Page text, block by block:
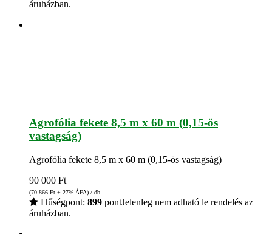
áruházban.
Agrofólia fekete 8,5 m x 60 m (0,15-ös
vastagság)
Agrofólia fekete 8,5 m x 60 m (0,15-ös vastagság)
90 000 Ft
(70 866 Ft + 27% ÁFA) / db
Hűségpont: 899 pontJelenleg nem adható le rendelés az
áruházban.